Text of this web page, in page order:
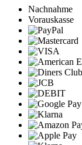
Nachnahme
Vorauskasse